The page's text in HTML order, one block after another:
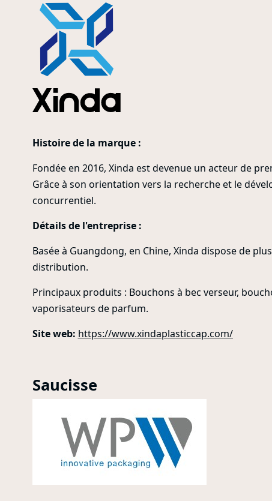
Histoire de la marque :
Fondée en 2016, Xinda est devenue un acteur de
Grâce à son orientation vers la recherche et le
concurrentiel.
Détails de l'entreprise :
Basée à Guangdong, en Chine, Xinda dispose de
distribution.
Principaux produits : Bouchons à bec verseur,
vaporisateurs de parfum.
Site web: https://www.xindaplasticcap.com/
Saucisse